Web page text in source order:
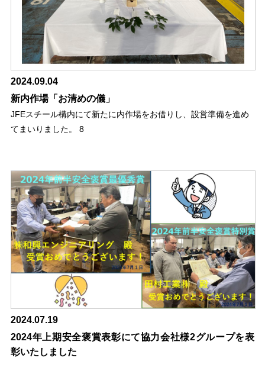
2024.09.04
新内作場「お清めの儀」
JFEスチール構内にて新たに内作場をお借りし、設営準備を進め
てまいりました。 8
2024.07.19
2024年上期安全褒賞表彰にて協力会社様2グループを表
彰いたしました